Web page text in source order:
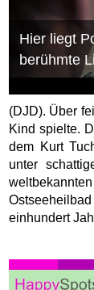
Hier liegt
berühmte
(DJD). Über
Kind spielte.
dem Kurt
unter
einhundert